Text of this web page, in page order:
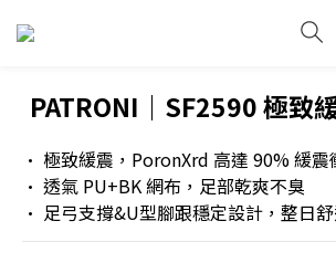
PATRONI｜SF2590 極致
• 極致緩震，PoronXrd 高達 90% 緩震
• 透氣 PU+BK 網布，足部乾爽不臭
• 足弓支撐&U型腳跟穩定設計，整日